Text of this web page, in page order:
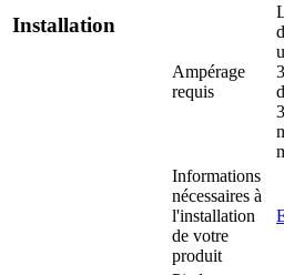
Installation
Ampérage
requis
Informations
nécessaires à
l'installation
de votre
produit